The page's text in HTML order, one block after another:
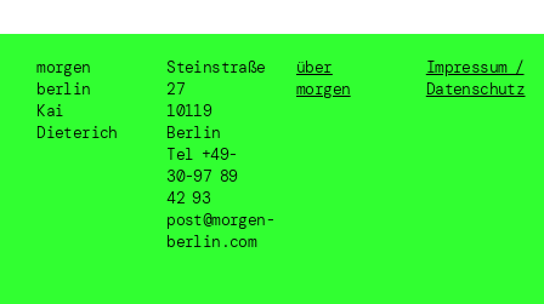
morgen
berlin
Kai
Dieterich
Steinstraße
27
10119
Berlin
Tel +49-
30-97 89
42 93
post@morgen-
berlin.com
über
morgen
Impressum /
Datenschutz